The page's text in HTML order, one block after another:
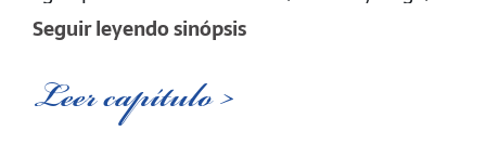
por ello se describen los fundamentos teóricos
y las correspondientes clasificaciones para cada
Es un material de consulta accesible destinado
a Ingenieros Agrónomos, Veterinarios,
Seguir leyendo sinópsis
Leer capítulo >